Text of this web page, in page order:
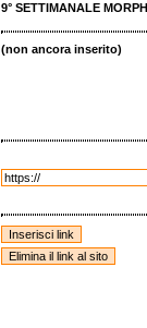
9° SETTIMANALE
(non ancora inserito)